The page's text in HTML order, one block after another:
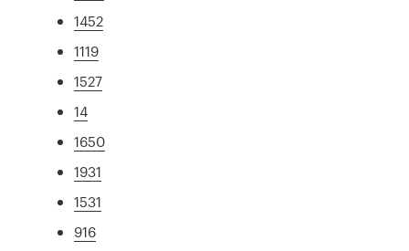
1452
1119
1527
14
1650
1931
1531
916